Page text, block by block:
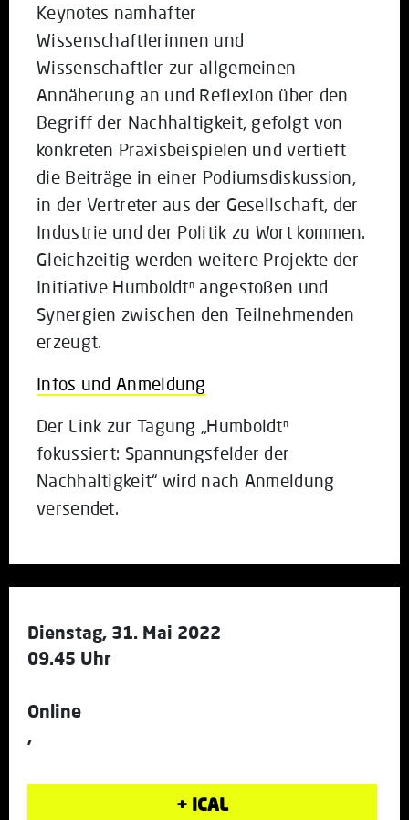
Keynotes namhafter
Wissenschaftlerinnen und
Wissenschaftler zur allgemeinen
Annäherung an und Reflexion über den
Begriff der Nachhaltigkeit, gefolgt von
konkreten Praxisbeispielen und vertieft
die Beiträge in einer Podiumsdiskussion,
in der Vertreter aus der Gesellschaft, der
Industrie und der Politik zu Wort kommen.
Gleichzeitig werden weitere Projekte der
Initiative Humboldtⁿ angestoßen und
Synergien zwischen den Teilnehmenden
erzeugt.
Infos und Anmeldung
Der Link zur Tagung „Humboldtⁿ
fokussiert: Spannungsfelder der
Nachhaltigkeit“ wird nach Anmeldung
versendet.
Dienstag, 31. Mai 2022
09.45 Uhr
Online
,
+ ICAL